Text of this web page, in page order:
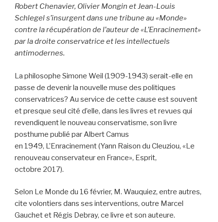
Robert Chenavier, Olivier Mongin et Jean-Louis
Schlegel s’insurgent dans une tribune au «Monde»
contre la récupération de l’auteur de «L’Enracinement»
par la droite conservatrice et les intellectuels
antimodernes.
La philosophe Simone Weil (1909-1943) serait-elle en
passe de devenir la nouvelle muse des politiques
conservatrices? Au service de cette cause est souvent
et presque seul cité d’elle, dans les livres et revues qui
revendiquent le nouveau conservatisme, son livre
posthume publié par Albert Camus
en 1949, L’Enracinement (Yann Raison du Cleuziou, «Le
renouveau conservateur en France», Esprit,
octobre 2017).
Selon Le Monde du 16 février, M. Wauquiez, entre autres,
cite volontiers dans ses interventions, outre Marcel
Gauchet et Régis Debray, ce livre et son auteure.